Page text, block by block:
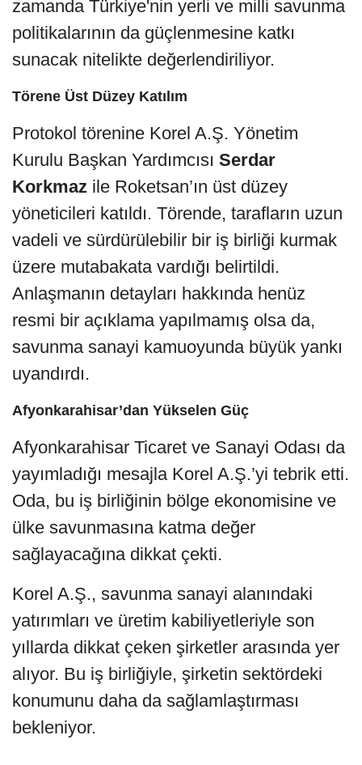
zamanda Türkiye'nin yerli ve milli savunma
politikalarının da güçlenmesine katkı
sunacak nitelikte değerlendiriliyor.
Törene Üst Düzey Katılım
Protokol törenine Korel A.Ş. Yönetim
Kurulu Başkan Yardımcısı Serdar
Korkmaz ile Roketsan’ın üst düzey
yöneticileri katıldı. Törende, tarafların uzun
vadeli ve sürdürülebilir bir iş birliği kurmak
üzere mutabakata vardığı belirtildi.
Anlaşmanın detayları hakkında henüz
resmi bir açıklama yapılmamış olsa da,
savunma sanayi kamuoyunda büyük yankı
uyandırdı.
Afyonkarahisar’dan Yükselen Güç
Afyonkarahisar Ticaret ve Sanayi Odası da
yayımladığı mesajla Korel A.Ş.’yi tebrik etti.
Oda, bu iş birliğinin bölge ekonomisine ve
ülke savunmasına katma değer
sağlayacağına dikkat çekti.
Korel A.Ş., savunma sanayi alanındaki
yatırımları ve üretim kabiliyetleriyle son
yıllarda dikkat çeken şirketler arasında yer
alıyor. Bu iş birliğiyle, şirketin sektördeki
konumunu daha da sağlamlaştırması
bekleniyor.